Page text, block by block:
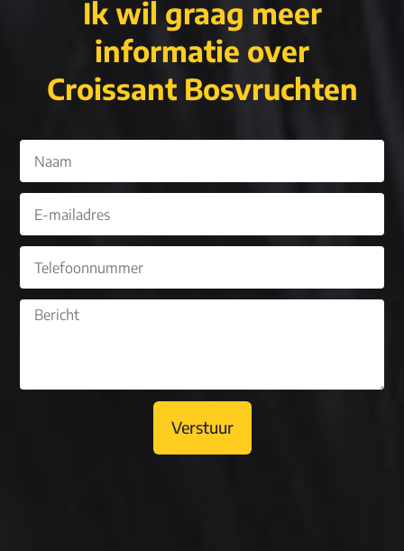
Ik wil graag meer
informatie over
Croissant Bosvruchten
Verstuur